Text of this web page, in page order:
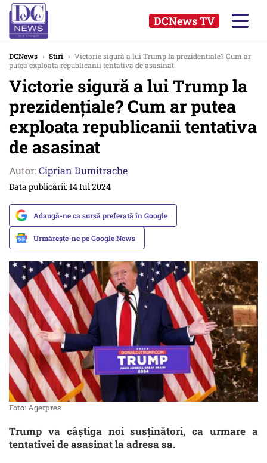
DCNews TV
DCNews › Stiri › Victorie sigură a lui Trump la prezidențiale? Cum ar
putea exploata republicanii tentativa de asasinat
Victorie sigură a lui Trump la
prezidențiale? Cum ar putea
exploata republicanii tentativa
de asasinat
Autor:Ciprian Dumitrache
Data publicării: 14 Iul 2024
Adaugă-ne ca sursă preferată în Google
Urmărește-ne pe Google News
Foto: Agerpres
Trump va câștiga noi susținători, ca urmare a
tentativei de asasinat la adresa sa.